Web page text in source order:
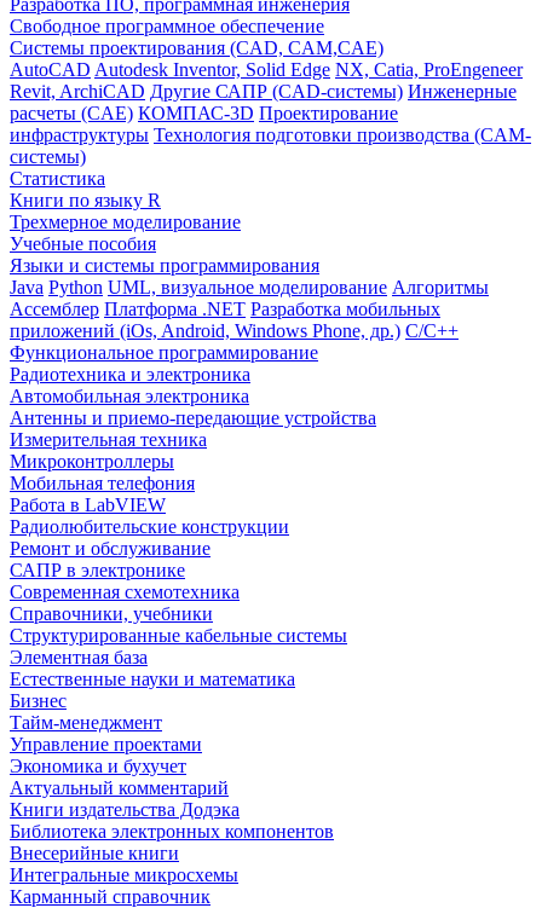
Разработка ПО, программная инженерия
Свободное программное обеспечение
Системы проектирования (CAD, CAM,CAE)
AutoCAD Autodesk Inventor, Solid Edge NX, Catia, ProEngeneer
Revit, ArchiCAD Другие САПР (CAD-системы) Инженерные
расчеты (CAE) КОМПАС-3D Проектирование
инфраструктуры Технология подготовки производства (CAM-
системы)
Статистика
Книги по языку R
Трехмерное моделирование
Учебные пособия
Языки и системы программирования
Java Python UML, визуальное моделирование Алгоритмы
Ассемблер Платформа .NET Разработка мобильных
приложений (iOs, Android, Windows Phone, др.) С/С++
Функциональное программирование
Радиотехника и электроника
Автомобильная электроника
Антенны и приемо-передающие устройства
Измерительная техника
Микроконтроллеры
Мобильная телефония
Работа в LabVIEW
Радиолюбительские конструкции
Ремонт и обслуживание
САПР в электронике
Современная схемотехника
Справочники, учебники
Структурированные кабельные системы
Элементная база
Естественные науки и математика
Бизнес
Тайм-менеджмент
Управление проектами
Экономика и бухучет
Актуальный комментарий
Книги издательства Додэка
Библиотека электронных компонентов
Внесерийные книги
Интегральные микросхемы
Карманный справочник